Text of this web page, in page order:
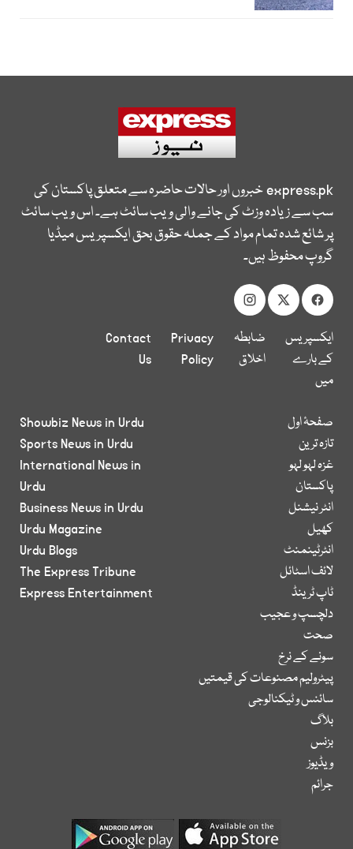
express.pkخبروں اور حالات حاضرہ سے متعلق پاکستان کی
سب سے زیادہ وزٹ کی جانے والی ویب سائٹ ہے۔ اس ویب سائٹ
پر شائع شدہ تمام مواد کے جملہ حقوق بحق ایکسپریس میڈیا
گروپ محفوظ ہیں۔
ایکسپریس
کے بارے
میں
ضابطہ
اخلاق
Privacy
Policy
Contact
Us
صفحۂ اول
تازہ ترین
غزہ لہو لہو
پاکستان
انٹر نیشنل
کھیل
انٹرٹینمنٹ
لائف اسٹائل
ٹاپ ٹرینڈ
دلچسپ و عجیب
صحت
سونے کے نرخ
پیٹرولیم مصنوعات کی قیمتیں
سائنس و ٹیکنالوجی
بلاگ
بزنس
ویڈیوز
جرائم
Showbiz News in Urdu
Sports News in Urdu
International News in
Urdu
Business News in Urdu
Urdu Magazine
Urdu Blogs
The Express Tribune
Express Entertainment